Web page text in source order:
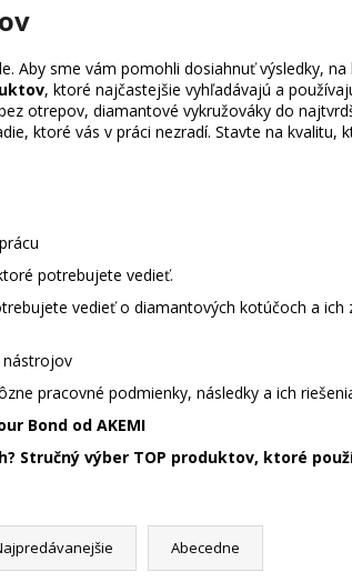
Aby sme vám pomohli dosiahnuť výsledky, na
, ktoré najčastejšie vyhľadávajú a
otrepov, diamantové vykružováky do
ktoré vás v práci nezradí. Stavte na kvalitu,
potrebujete vedieť.
vedieť o diamantových kotúčoch a ich
nástrojov
pracovné podmienky, následky a ich
Bond od AKEMI
Stručný výber TOP produktov, ktoré
Abecedne